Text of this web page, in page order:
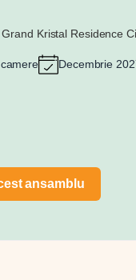
Kristal Residence
Decembrie
ansamblu